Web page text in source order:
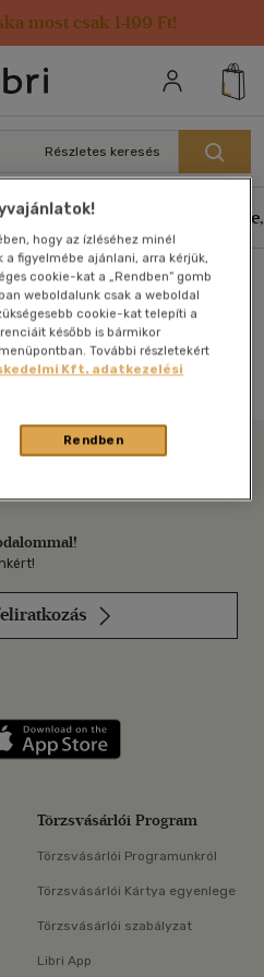
most csak 1499 Ft!
adatai
Részletes keresés
a LinkedInen
Szerezd meg: Google
Törzsvásárlói Program
Törzsvásárlói Programunkról
Törzsvásárlói Kártya egyenlege
Törzsvásárlói szabályzat
Libri App
hogy az ízléséhez minél
figyelmébe ajánlani, arra kérjük,
cookie-kat a „Rendben” gomb
weboldalunk csak a weboldal
cookie-kat telepíti a
később is bármikor
További részletekért
Kft. adatkezelési
Rendben